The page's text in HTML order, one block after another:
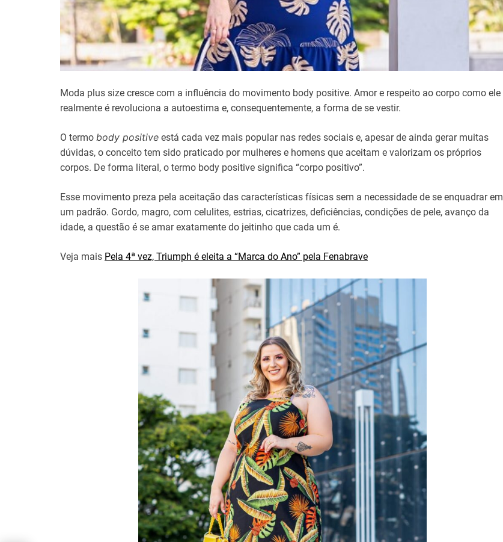
Moda plus size cresce com a influência do movimento body positive. Amor e respeito ao corpo como ele
realmente é revoluciona a autoestima e, consequentemente, a forma de se vestir.
O termo body positive está cada vez mais popular nas redes sociais e, apesar de ainda gerar muitas
dúvidas, o conceito tem sido praticado por mulheres e homens que aceitam e valorizam os próprios
corpos. De forma literal, o termo body positive significa “corpo positivo”.
Esse movimento preza pela aceitação das características físicas sem a necessidade de se enquadrar em
um padrão. Gordo, magro, com celulites, estrias, cicatrizes, deficiências, condições de pele, avanço da
idade, a questão é se amar exatamente do jeitinho que cada um é.
Veja mais Pela 4ª vez, Triumph é eleita a “Marca do Ano” pela Fenabrave